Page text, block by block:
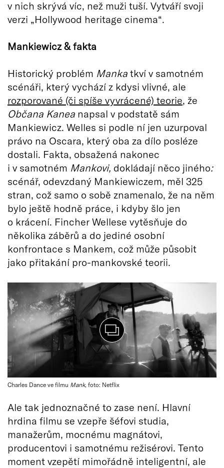
v nich skrývá víc, než muži tuší. Vytváří svoji
verzi „Hollywood heritage cinema“.
Mankiewicz & fakta
Historický problém Manka tkví v samotném
scénáři, který vychází z kdysi vlivné, ale
rozporované (či spíše vyvrácené) teorie, že
Občana Kanea napsal v podstatě sám
Mankiewicz. Welles si podle ní jen uzurpoval
právo na Oscara, který oba za dílo posléze
dostali. Fakta, obsažená nakonec
i v samotném Mankovi, dokládají něco jiného:
scénář, odevzdaný Mankiewiczem, měl 325
stran, což samo o sobě znamenalo, že na něm
bylo ještě hodně práce, i kdyby šlo jen
o krácení. Fincher Wellese vytěsňuje do
několika záběrů a do jediné osobní
konfrontace s Mankem, což může působit
jako přitakání pro-mankovské teorii.
Charles Dance ve filmu Mank, foto: Netflix
Ale tak jednoznačné to zase není. Hlavní
hrdina filmu se vzepře šéfovi studia,
manažerům, mocnému magnátovi,
producentovi i samotnému režisérovi. Tento
moment vzepětí mimořádně inteligentní, ale